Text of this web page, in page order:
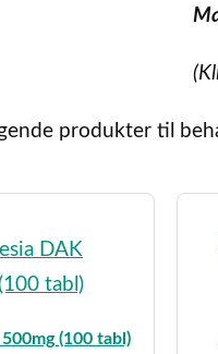
produkter til
(100 tabl)